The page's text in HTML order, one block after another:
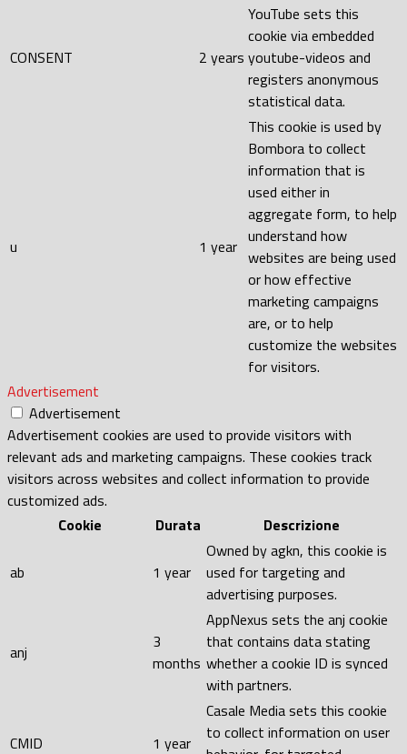
CONSENT 2 years
YouTube sets this
cookie via embedded
youtube-videos and
registers anonymous
statistical data.
u 1 year
This cookie is used by
Bombora to collect
information that is
used either in
aggregate form, to help
understand how
websites are being used
or how effective
marketing campaigns
are, or to help
customize the websites
for visitors.
Advertisement
Advertisement
Advertisement cookies are used to provide visitors with
relevant ads and marketing campaigns. These cookies track
visitors across websites and collect information to provide
customized ads.
Cookie
Durata Descrizione
ab 1 year
Owned by agkn, this cookie is
used for targeting and
advertising purposes.
anj
3
months
AppNexus sets the anj cookie
that contains data stating
whether a cookie ID is synced
with partners.
CMID 1 year
Casale Media sets this cookie
to collect information on user